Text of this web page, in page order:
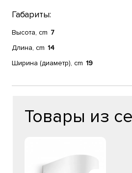
Габариты:
Высота, cm 7
Длина, cm 14
Ширина (диаметр), cm 19
Товары из